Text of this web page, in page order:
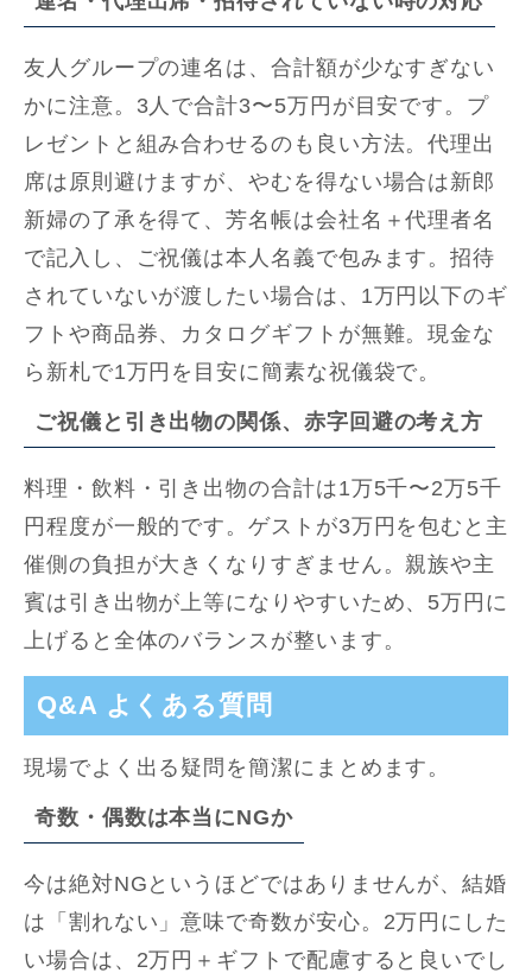
友人グループの連名は、合計額が少なすぎない
かに注意。3人で合計3〜5万円が目安です。プ
レゼントと組み合わせるのも良い方法。代理出
席は原則避けますが、やむを得ない場合は新郎
新婦の了承を得て、芳名帳は会社名＋代理者名
で記入し、ご祝儀は本人名義で包みます。招待
されていないが渡したい場合は、1万円以下のギ
フトや商品券、カタログギフトが無難。現金な
ら新札で1万円を目安に簡素な祝儀袋で。
ご祝儀と引き出物の関係、赤字回避の考え方
料理・飲料・引き出物の合計は1万5千〜2万5千
円程度が一般的です。ゲストが3万円を包むと主
催側の負担が大きくなりすぎません。親族や主
賓は引き出物が上等になりやすいため、5万円に
上げると全体のバランスが整います。
Q&A よくある質問
現場でよく出る疑問を簡潔にまとめます。
奇数・偶数は本当にNGか
今は絶対NGというほどではありませんが、結婚
は「割れない」意味で奇数が安心。2万円にした
い場合は、2万円＋ギフトで配慮すると良いでし